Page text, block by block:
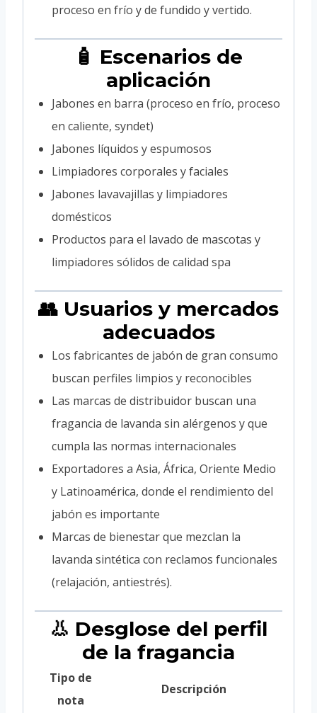
proceso en frío y de fundido y vertido.
🧴 Escenarios de
aplicación
Jabones en barra (proceso en frío, proceso
en caliente, syndet)
Jabones líquidos y espumosos
Limpiadores corporales y faciales
Jabones lavavajillas y limpiadores
domésticos
Productos para el lavado de mascotas y
limpiadores sólidos de calidad spa
👥 Usuarios y mercados
adecuados
Los fabricantes de jabón de gran consumo
buscan perfiles limpios y reconocibles
Las marcas de distribuidor buscan una
fragancia de lavanda sin alérgenos y que
cumpla las normas internacionales
Exportadores a Asia, África, Oriente Medio
y Latinoamérica, donde el rendimiento del
jabón es importante
Marcas de bienestar que mezclan la
lavanda sintética con reclamos funcionales
(relajación, antiestrés).
👃 Desglose del perfil
de la fragancia
Tipo de
nota
Descripción